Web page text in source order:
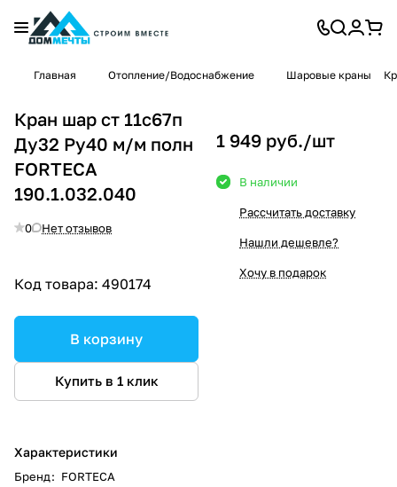
Главная Отопление/Водоснабжение Шаровые краны
Кран шар ст 11с67п
Ду32 Ру40 м/м полн
FORTECA
190.1.032.040
0 Нет отзывов
Код товара: 490174
В корзину
Купить в 1 клик
Характеристики
Бренд: FORTECA
1 949 руб./шт
В наличии
Рассчитать доставку
Нашли дешевле?
Хочу в подарок